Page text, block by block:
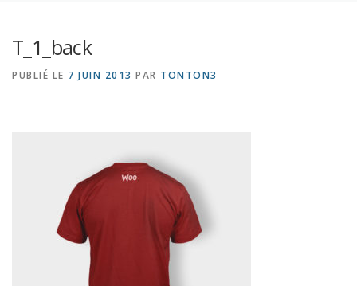
T_1_back
PUBLIÉ LE 7 JUIN 2013 PAR TONTON3